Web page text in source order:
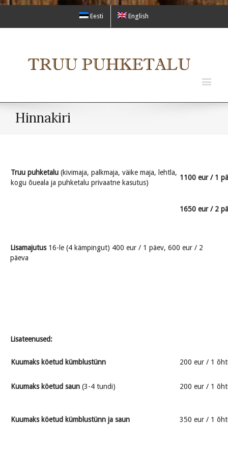
Eesti English
Hinnakiri
Truu puhketalu (kivimaja, palkmaja, väike maja, lehtla,
kogu õueala ja puhketalu privaatne kasutus)
1100 eur / 1
1650 eur / 2
Lisamajutus 16-le (4 kämpingut) 400 eur / 1 päev, 600 eur / 2
päeva
Lisateenused:
Kuumaks köetud kümblustünn 200 eur / 1
Kuumaks köetud saun (3-4 tundi) 200 eur / 1
Kuumaks köetud kümblustünn ja saun 350 eur / 1